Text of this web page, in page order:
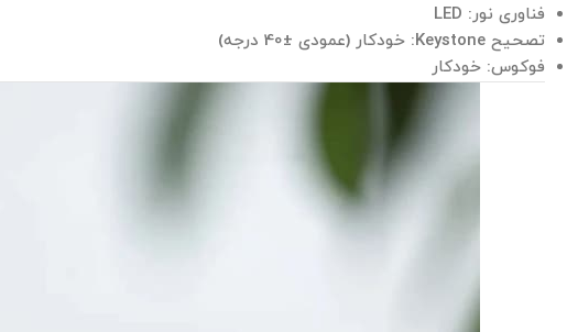
فناوری نور: LED
تصحیح Keystone: خودکار (عمودی ±40 درجه)
فوکوس: خودکار